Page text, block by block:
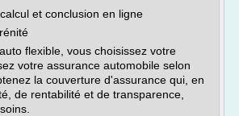
et conclusion en ligne
flexible, vous choisissez votre
votre assurance automobile selon
la couverture d'assurance qui, en
de rentabilité et de transparence,